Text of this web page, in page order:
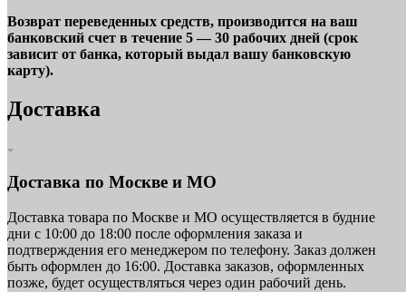
Возврат переведенных средств, производится на ваш
банковский счет в течение 5 — 30 рабочих дней (срок
зависит от банка, который выдал вашу банковскую
карту).
Доставка
Доставка по Москве и МО
Доставка товара по Москве и МО осуществляется в будние
дни с 10:00 до 18:00 после оформления заказа и
подтверждения его менеджером по телефону. Заказ должен
быть оформлен до 16:00. Доставка заказов, оформленных
позже, будет осуществляться через один рабочий день.